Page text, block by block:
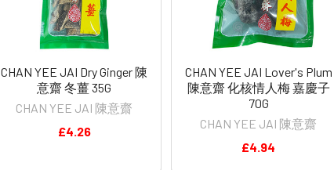
CHAN YEE JAI Dry Ginger 陳
意齋 冬薑 35G
CHAN YEE JAI 陳意齋
£4.26
CHAN YEE JAI Lover's Plum
陳意齋 化核情人梅 嘉慶子
70G
CHAN YEE JAI 陳意齋
£4.94